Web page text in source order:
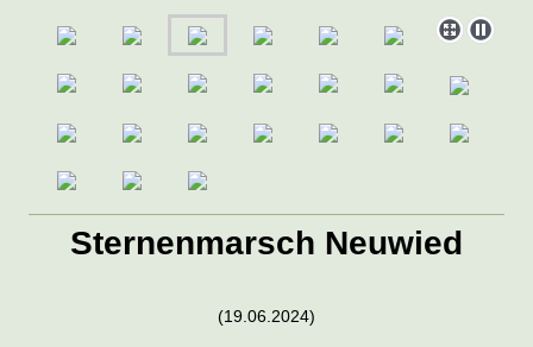
Sternenmarsch Neuwied
(19.06.2024)